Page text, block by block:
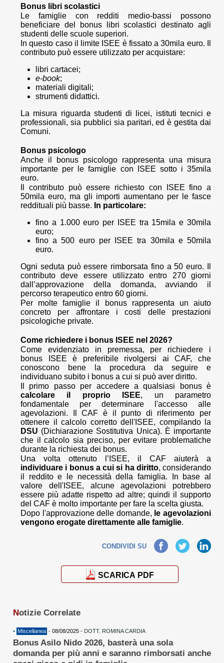
Bonus libri scolastici
Le famiglie con redditi medio-bassi possono
beneficiare del bonus libri scolastici destinato agli
studenti delle scuole superiori.
In questo caso il limite ISEE è fissato a 30mila euro. Il
contributo può essere utilizzato per acquistare:
libri cartacei;
e-book;
materiali digitali;
strumenti didattici.
La misura riguarda studenti di licei, istituti tecnici e
professionali, sia pubblici sia paritari, ed è gestita dai
Comuni.
Bonus psicologo
Anche il bonus psicologo rappresenta una misura
importante per le famiglie con ISEE sotto i 35mila
euro.
Il contributo può essere richiesto con ISEE fino a
50mila euro, ma gli importi aumentano per le fasce
reddituali più basse. In particolare:
fino a 1.000 euro per ISEE tra 15mila e 30mila
euro;
fino a 500 euro per ISEE tra 30mila e 50mila
euro.
Ogni seduta può essere rimborsata fino a 50 euro. Il
contributo deve essere utilizzato entro 270 giorni
dall’approvazione della domanda, avviando il
percorso terapeutico entro 60 giorni.
Per molte famiglie il bonus rappresenta un aiuto
concreto per affrontare i costi delle prestazioni
psicologiche private.
Come richiedere i bonus ISEE nel 2026?
Come evidenziato in premessa, per richiedere i
bonus ISEE è preferibile rivolgersi ai CAF, che
conoscono bene la procedura da seguire e
individuano subito i bonus a cui si può aver diritto.
Il primo passo per accedere a qualsiasi bonus è
calcolare il proprio ISEE, un parametro
fondamentale per determinare l'accesso alle
agevolazioni. Il CAF è il punto di riferimento per
ottenere il calcolo corretto dell'ISEE, compilando la
DSU (Dichiarazione Sostitutiva Unica). È importante
che il calcolo sia preciso, per evitare problematiche
durante la richiesta dei bonus.
Una volta ottenuto l’ISEE, il CAF aiuterà a
individuare i bonus a cui si ha diritto, considerando
il reddito e le necessità della famiglia. In base al
valore dell'ISEE, alcune agevolazioni potrebbero
essere più adatte rispetto ad altre; quindi il supporto
del CAF è molto importante per fare la scelta giusta.
Dopo l'approvazione delle domande, le agevolazioni
vengono erogate direttamente alle famiglie.
CONDIVIDI SUFacebook TwitterLinkedIn
SCARICA PDF
Notizie Correlate
• Miscellanea - 08/08/2025 - DOTT. ROMINA CARDIA
Bonus Asilo Nido 2026, basterà una sola
domanda per più anni e saranno rimborsati anche